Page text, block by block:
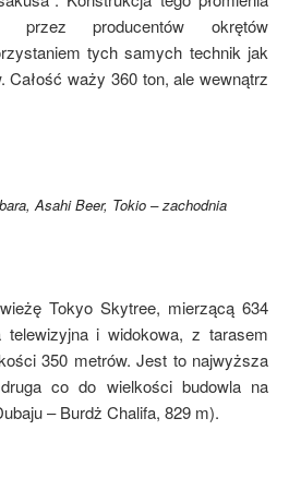
przez producentów okrętów
tych samych technik jak
Całość waży 360 ton, ale wewnątrz
Tokyo Skytree, mierzącą 634
i widokowa, z tarasem
350 metrów. Jest to najwyższa
co do wielkości budowla na
– Burdż Chalifa, 829 m).